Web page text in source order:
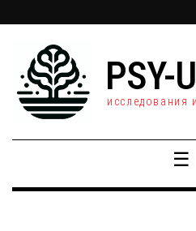
PSY-
исследования
☰